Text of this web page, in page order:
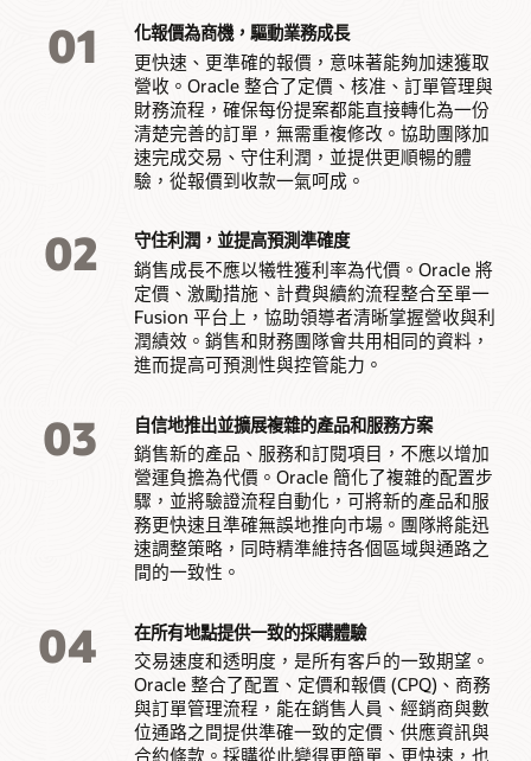
查看 Incentive Compensation 產品詳情
01 化報價為商機，驅動業務成長
更快速、更準確的報價，意味著能夠加速獲取
營收。Oracle 整合了定價、核准、訂單管理與
財務流程，確保每份提案都能直接轉化為一份
清楚完善的訂單，無需重複修改。協助團隊加
速完成交易、守住利潤，並提供更順暢的體
驗，從報價到收款一氣呵成。
02 守住利潤，並提高預測準確度
銷售成長不應以犧牲獲利率為代價。Oracle 將
定價、激勵措施、計費與續約流程整合至單一
Fusion 平台上，協助領導者清晰掌握營收與利
潤績效。銷售和財務團隊會共用相同的資料，
進而提高可預測性與控管能力。
03 自信地推出並擴展複雜的產品和服務方案
銷售新的產品、服務和訂閱項目，不應以增加
營運負擔為代價。Oracle 簡化了複雜的配置步
驟，並將驗證流程自動化，可將新的產品和服
務更快速且準確無誤地推向市場。團隊將能迅
速調整策略，同時精準維持各個區域與通路之
間的一致性。
04 在所有地點提供一致的採購體驗
交易速度和透明度，是所有客戶的一致期望。
Oracle 整合了配置、定價和報價 (CPQ)、商務
與訂單管理流程，能在銷售人員、經銷商與數
位通路之間提供準確一致的定價、供應資訊與
合約條款。採購從此變得更簡單、更快速，也